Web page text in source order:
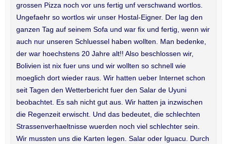
grossen Pizza noch vor uns fertig unf verschwand wortlos.
Ungefaehr so wortlos wir unser Hostal-Eigner. Der lag den
ganzen Tag auf seinem Sofa und war fix und fertig, wenn wir
auch nur unseren Schluessel haben wollten. Man bedenke,
der war hoechstens 20 Jahre alt!! Also beschlossen wir,
Bolivien ist nix fuer uns und wir wollten so schnell wie
moeglich dort wieder raus. Wir hatten ueber Internet schon
seit Tagen den Wetterbericht fuer den Salar de Uyuni
beobachtet. Es sah nicht gut aus. Wir hatten ja inzwischen
die Regenzeit erwischt. Und das bedeutet, die schlechten
Strassenverhaeltnisse wuerden noch viel schlechter sein.
Wir mussten uns die Karten legen. Salar oder Iguacu. Durch